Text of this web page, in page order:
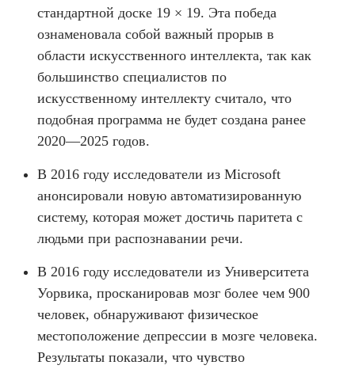
стандартной доске 19 × 19. Эта победа
ознаменовала собой важный прорыв в
области искусственного интеллекта, так как
большинство специалистов по
искусственному интеллекту считало, что
подобная программа не будет создана ранее
2020—2025 годов.
В 2016 году исследователи из Microsoft
анонсировали новую автоматизированную
систему, которая может достичь паритета с
людьми при распознавании речи.
В 2016 году исследователи из Университета
Уорвика, просканировав мозг более чем 900
человек, обнаруживают физическое
местоположение депрессии в мозге человека.
Результаты показали, что чувство